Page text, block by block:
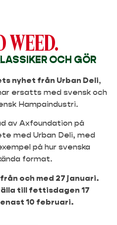
WEED.
OCH GÖR
nyhet från Urban Deli,
ersatts med svensk och
Hampaindustri.
av Axfoundation på
med Urban Deli, med
på hur svenska
format.
och med 27 januari.
till fettisdagen 17
10 februari.